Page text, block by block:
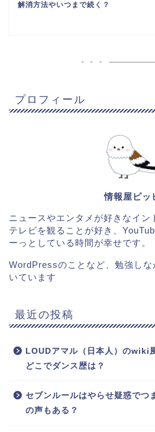
解消方法やいつまで続く？
プロフィール
情報屋ピッ
ニュースやエンタメが好きなイン
テレビを観ることが好き、
ーっとしている時間が幸せです。
WordPressのことなど、勉強し
いています
最近の投稿
LOUDアマル（日本人）のwiki
どこでダンス歴は？
セブンルールはやらせ疑惑でつ
の声もある？